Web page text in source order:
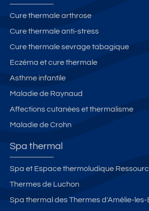
Cure thermale arthrose
Cure thermale anti-stress
Cure thermale sevrage tabagique
Eczéma et cure thermale
Asthme infantile
Maladie de Raynaud
Affections cutanées et thermalisme
Maladie de Crohn
Spa thermal
Spa et Espace thermoludique
Thermes de Luchon
Spa thermal des Thermes d'Amélie-les-